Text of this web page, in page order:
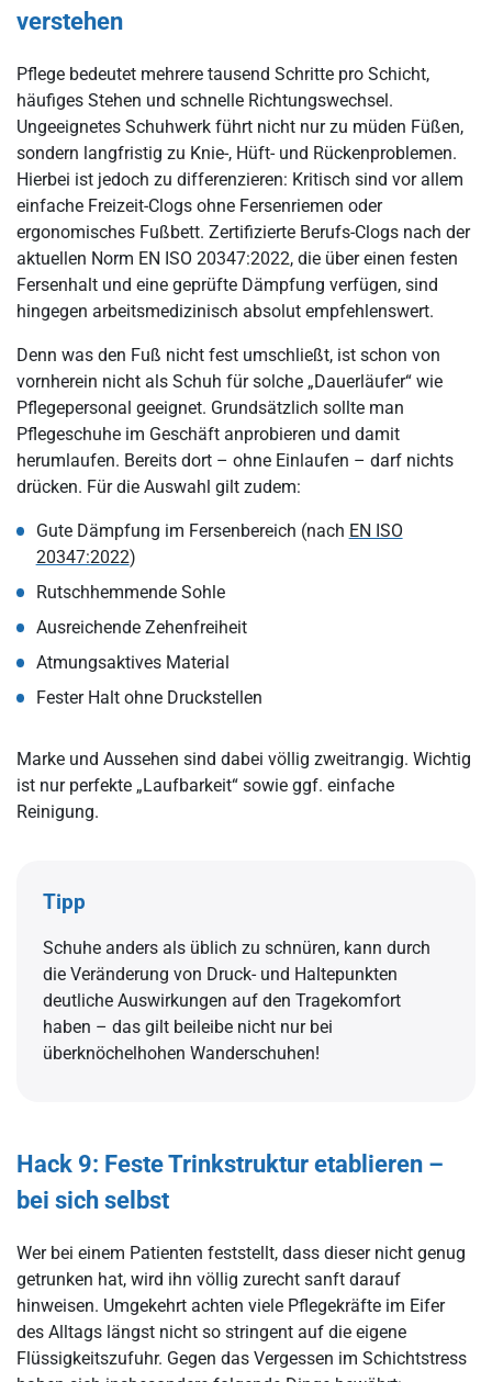
verstehen
Pflege bedeutet mehrere tausend Schritte pro Schicht,
häufiges Stehen und schnelle Richtungswechsel.
Ungeeignetes Schuhwerk führt nicht nur zu müden Füßen,
sondern langfristig zu Knie-, Hüft- und Rückenproblemen.
Hierbei ist jedoch zu differenzieren: Kritisch sind vor allem
einfache Freizeit-Clogs ohne Fersenriemen oder
ergonomisches Fußbett. Zertifizierte Berufs-Clogs nach der
aktuellen Norm EN ISO 20347:2022, die über einen festen
Fersenhalt und eine geprüfte Dämpfung verfügen, sind
hingegen arbeitsmedizinisch absolut empfehlenswert.
Denn was den Fuß nicht fest umschließt, ist schon von
vornherein nicht als Schuh für solche „Dauerläufer“ wie
Pflegepersonal geeignet. Grundsätzlich sollte man
Pflegeschuhe im Geschäft anprobieren und damit
herumlaufen. Bereits dort – ohne Einlaufen – darf nichts
drücken. Für die Auswahl gilt zudem:
Gute Dämpfung im Fersenbereich (nach EN ISO
20347:2022)
Rutschhemmende Sohle
Ausreichende Zehenfreiheit
Atmungsaktives Material
Fester Halt ohne Druckstellen
Marke und Aussehen sind dabei völlig zweitrangig. Wichtig
ist nur perfekte „Laufbarkeit“ sowie ggf. einfache
Reinigung.
Tipp
Schuhe anders als üblich zu schnüren, kann durch
die Veränderung von Druck- und Haltepunkten
deutliche Auswirkungen auf den Tragekomfort
haben – das gilt beileibe nicht nur bei
überknöchelhohen Wanderschuhen!
Hack 9: Feste Trinkstruktur etablieren –
bei sich selbst
Wer bei einem Patienten feststellt, dass dieser nicht genug
getrunken hat, wird ihn völlig zurecht sanft darauf
hinweisen. Umgekehrt achten viele Pflegekräfte im Eifer
des Alltags längst nicht so stringent auf die eigene
Flüssigkeitszufuhr. Gegen das Vergessen im Schichtstress